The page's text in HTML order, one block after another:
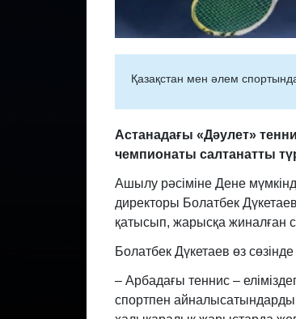
Қазақстан мен әлем
Астанадағы «Дәулет»
чемпионаты салтанатты
Ашылу рәсіміне Дене
директоры Болатбек
қатысып, жарысқа жиналған
Болатбек Дүкетаев өз
– Арбадағы теннис –
спортпен